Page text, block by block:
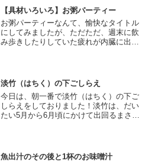
【具材いろいろ】お粥パーティー
お粥パーティーなんて、愉快なタイトル
にしてみましたが、ただただ、週末に飲
み歩きしたりしていた疲れが内臓に出て
ろいろ具材を用意して、味...
淡竹（はちく）の下ごしらえ
今日は、朝一番で淡竹（はちく）の下ご
しらえをしておりました！淡竹は、だい
たい5月から6月頃にかけて出回るまさに
うですよ。で、淡竹は、...
魚出汁のその後と1杯のお味噌汁